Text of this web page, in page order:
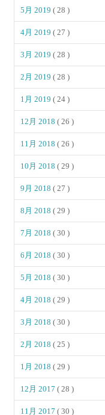
5月 2019( 28 )
4月 2019( 27 )
3月 2019( 28 )
2月 2019( 28 )
1月 2019( 24 )
12月 2018( 26 )
11月 2018( 26 )
10月 2018( 29 )
9月 2018( 27 )
8月 2018( 29 )
7月 2018( 30 )
6月 2018( 30 )
5月 2018( 30 )
4月 2018( 29 )
3月 2018( 30 )
2月 2018( 25 )
1月 2018( 29 )
12月 2017( 28 )
11月 2017( 30 )